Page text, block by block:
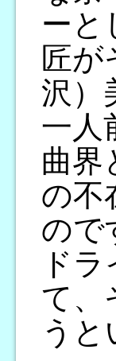
ーと
匠が
沢）
一人
曲界
の不
ので
ド
て、
う